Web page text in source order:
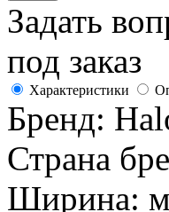
Задать
под заказ
Характеристики
Бренд:
Страна
Ширина: